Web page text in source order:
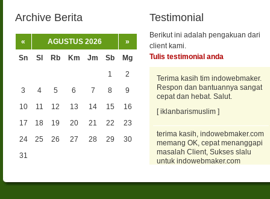
Archive Berita
« AGUSTUS 2026
»
Sn
Sl Rb Km Jm Sb
Mg
1
2
3
4 5 6 7 8
9
10
11 12 13 14 15
16
17
18 19 20 21 22
23
24
25 26 27 28 29
30
31
Testimonial
Berikut ini adalah pengakuan dari
client kami.
Tulis testimonial anda
Terima kasih tim indowebmaker.
Respon dan bantuannya sangat
cepat dan hebat. Salut.
[ iklanbarismuslim ]
terima kasih, indowebmaker.com
memang OK, cepat menanggapi
masalah Client, Sukses slalu
untuk indowebmaker.com